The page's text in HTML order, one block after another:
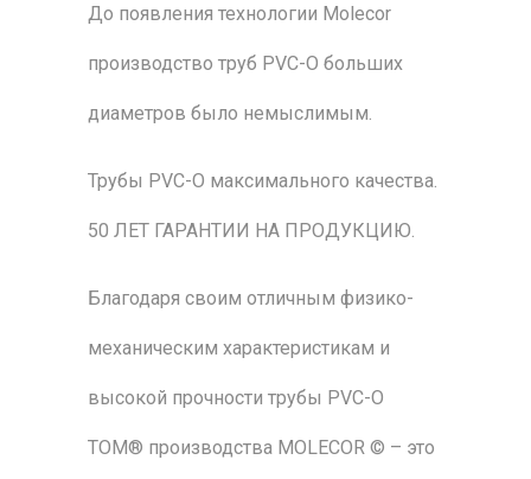
До появления технологии Molecor
производство труб PVC-O больших
диаметров было немыслимым.
Трубы PVC-O максимального качества.
50 ЛЕТ ГАРАНТИИ НА ПРОДУКЦИЮ.
Благодаря своим отличным физико-
механическим характеристикам и
высокой прочности трубы PVC-O
TOM® производства MOLECOR © – это